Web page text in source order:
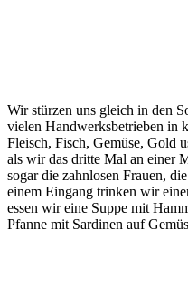
Wir stürzen uns gleich in den
vielen Handwerksbetrieben in
Fleisch, Fisch, Gemüse, Gold
als wir das dritte Mal an einer
sogar die zahnlosen Frauen,
einem Eingang trinken wir
essen wir eine Suppe mit
Pfanne mit Sardinen auf